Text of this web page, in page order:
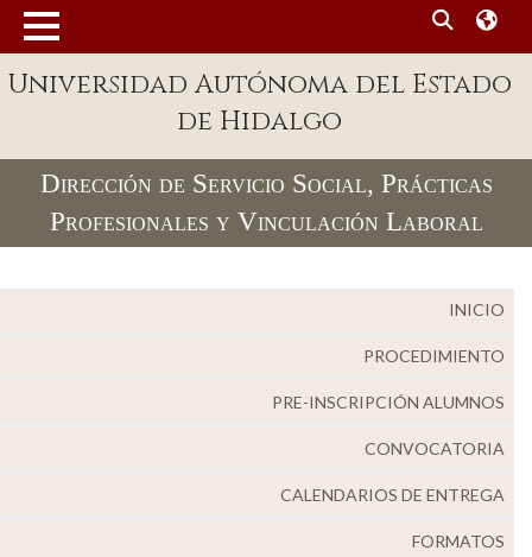
Enlaces
Directorio
Defensor Universitario
Universidad Autónoma del Estado
de Hidalgo
Dirección de Servicio Social, Prácticas
Profesionales y Vinculación Laboral
INICIO
PROCEDIMIENTO
PRE-INSCRIPCIÓN ALUMNOS
CONVOCATORIA
CALENDARIOS DE ENTREGA
FORMATOS